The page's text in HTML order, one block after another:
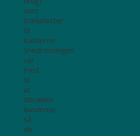
Snedronningen
var
med
til
at
tiltrække
kunderne,
så
de